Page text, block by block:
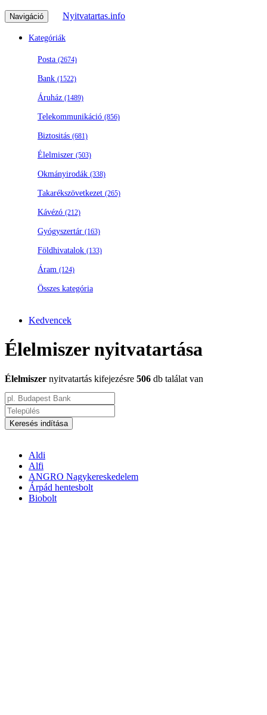
Navigáció Nyitvatartas.info
Kategóriák
Posta (2674)
Bank (1522)
Áruház (1489)
Telekommunikáció (856)
Biztositás (681)
Élelmiszer (503)
Okmányirodák (338)
Takarékszövetkezet (265)
Kávézó (212)
Gyógyszertár (163)
Földhivatalok (133)
Áram (124)
Összes kategória
Kedvencek
Élelmiszer nyitvatartása
Élelmiszer nyitvatartás kifejezésre 506 db találat van
Keresés indítása
Aldi
Alfi
ANGRO Nagykereskedelem
Árpád hentesbolt
Biobolt